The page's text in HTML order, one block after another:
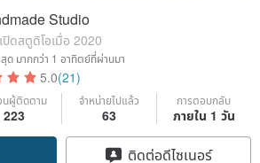
Studio
ปิดสตูดิโอเมื่อ 2020
ด มากกว่า 1 อาทิตย์ที่ผ่านมา
5.0(21)
นผู้ติดตาม
223
จำหน่ายไปแล้ว
63
การตอบกลับ
ภายใน 1 วัน
ติดต่อดีไซเนอร์